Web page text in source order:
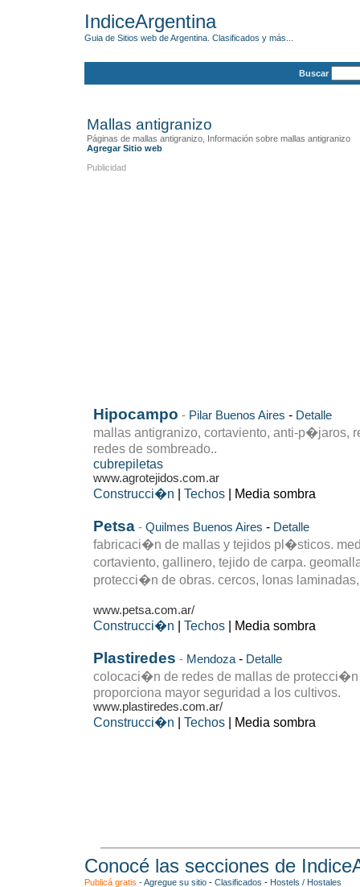
IndiceArgentina
Guia de Sitios web de Argentina. Clasificados y más...
Buscar
Mallas antigranizo
Páginas de mallas antigranizo, Información sobre mallas antigranizo
Agregar Sitio web
Publicidad
Hipocampo - Pilar Buenos Aires - Detalle
mallas antigranizo, cortaviento, anti-p�jaros,
redes de sombreado..
cubrepiletas
www.agrotejidos.com.ar
Construcci�n | Techos | Media sombra
Petsa - Quilmes Buenos Aires - Detalle
fabricaci�n de mallas y tejidos pl�sticos.
cortaviento, gallinero, tejido de carpa.
protecci�n de obras. cercos, lonas
www.petsa.com.ar/
Construcci�n | Techos | Media sombra
Plastiredes - Mendoza - Detalle
colocaci�n de redes de mallas de
proporciona mayor seguridad a los cultivos.
www.plastiredes.com.ar/
Construcci�n | Techos | Media sombra
Conocé las secciones de
Publicá gratis -Agregue su sitio - Clasificados - Hostels / Hostales